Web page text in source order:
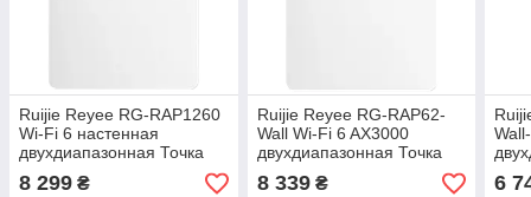
Ruijie Reyee RG-RAP1260
Wi-Fi 6 настенная
двухдиапазонная Точка
доступу
8 299 ₴
Ruijie Reyee RG-RAP62-
Wall Wi-Fi 6 AX3000
двухдиапазонная Точка
доступу
8 339₴ 6